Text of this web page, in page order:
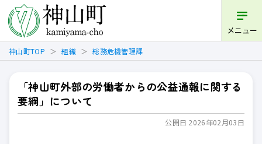
メニュー
神山町TOP 組織 総務危機管理課
「神山町外部の労働者からの公益通報に関する
要綱」について
公開日 2026年02月03日